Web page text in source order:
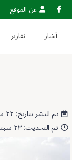
عن الموقع
أخبار تقارير
تم النشر بتاريخ: ٢٢ سبتمبر ٢٠٢٥ 22:55:37
تم التحديث: ٢٣ سبتمبر ٢٠٢٥ 12:40:59